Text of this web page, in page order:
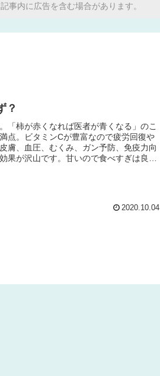
事内に広告を含む場合があります。
？
「柿が赤くなれば医者が青くなる」のこ
点。ビタミンCが豊富なので疲労回復や
膚、血圧、むくみ、ガン予防、免疫力向
果が沢山です。甘いので食べすぎは良く
2020.10.04